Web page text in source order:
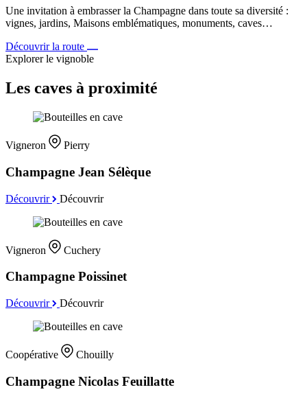
Une invitation à embrasser la Champagne dans toute sa diversité :
vignes, jardins, Maisons emblématiques, monuments, caves…
Découvrir la route
Explorer le vignoble
Les caves à proximité
Vigneron Pierry
Champagne Jean Sélèque
Découvrir Découvrir
Vigneron Cuchery
Champagne Poissinet
Découvrir Découvrir
Coopérative Chouilly
Champagne Nicolas Feuillatte